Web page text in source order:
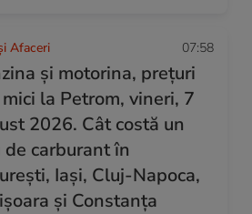
Afaceri 07:58
și motorina, prețuri
la Petrom, vineri, 7
2026. Cât costă un
carburant în
Iași, Cluj-Napoca,
și Constanța